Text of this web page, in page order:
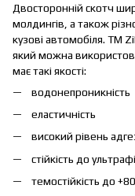
Двосторонній скотч
молдингів, а також
кузові автомобіля. ТМ
який можна
має такі якості:
водонепроникність
еластичність
високий рівень
стійкість до
темостійкість до